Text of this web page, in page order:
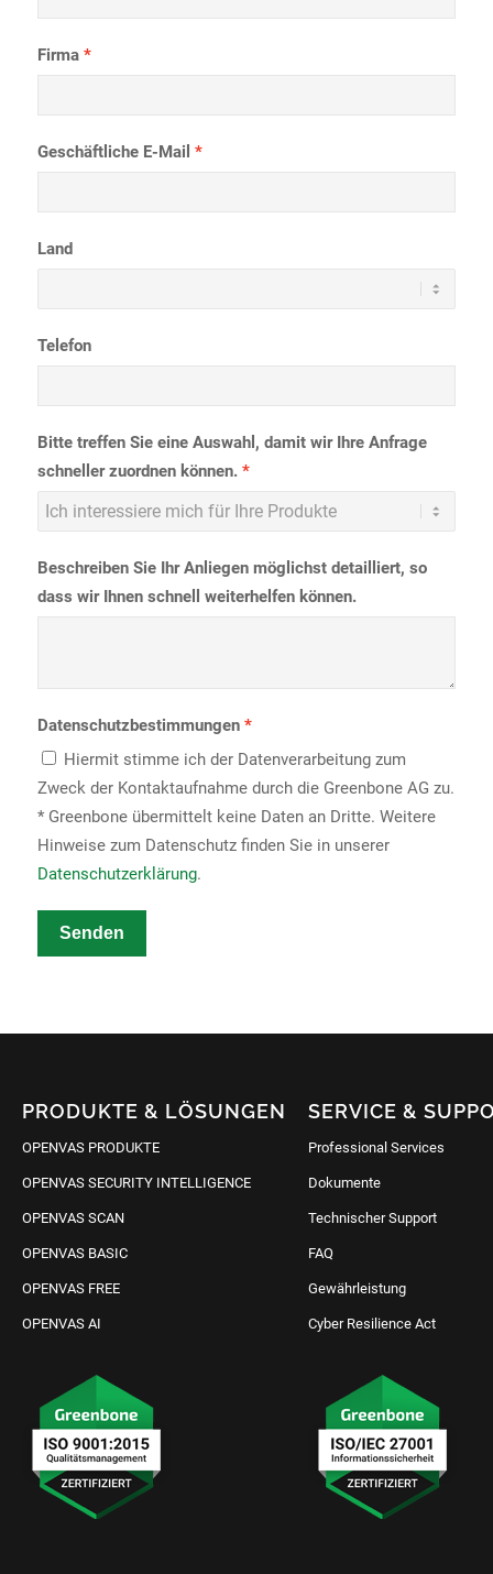
Firma
Geschäftliche E-Mail
Land
Telefon
Bitte treffen Sie eine Auswahl, damit wir Ihre Anfrage
schneller zuordnen können.
Beschreiben Sie Ihr Anliegen möglichst detailliert, so
dass wir Ihnen schnell weiterhelfen können.
Datenschutzbestimmungen
Hiermit stimme ich der Datenverarbeitung zum
Zweck der Kontaktaufnahme durch die Greenbone AG zu.
* Greenbone übermittelt keine Daten an Dritte. Weitere
Hinweise zum Datenschutz finden Sie in unserer
Datenschutzerklärung.
Senden
PRODUKTE & LÖSUNGEN
OPENVAS PRODUKTE
OPENVAS SECURITY INTELLIGENCE
OPENVAS SCAN
OPENVAS BASIC
OPENVAS FREE
OPENVAS AI
SERVICE &
Professional Services
Dokumente
Technischer Support
FAQ
Gewährleistung
Cyber Resilience Act
IT Schutz anfragen